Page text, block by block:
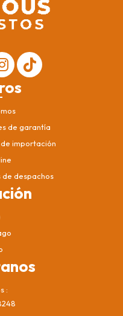
de garantía
importación
de despachos